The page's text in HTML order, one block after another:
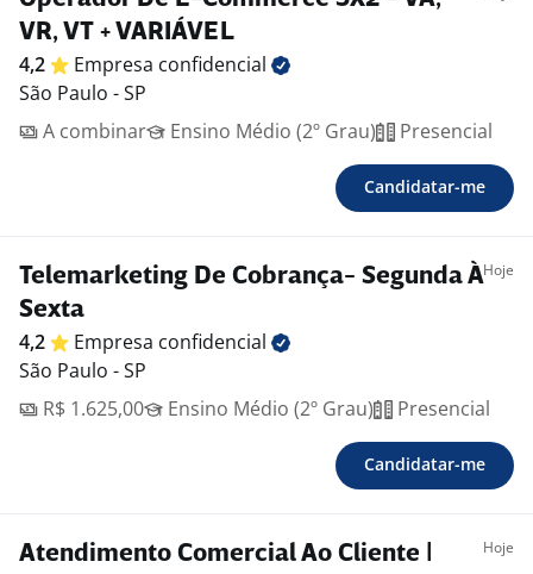
VR, VT + VARIÁVEL
4,2 Empresa confidencial
São Paulo - SP
A combinar
Ensino Médio (2º Grau) Presencial
Candidatar-me
Telemarketing De Cobrança- Segunda À
Sexta
Hoje
4,2 Empresa confidencial
São Paulo - SP
R$ 1.625,00
Ensino Médio (2º Grau) Presencial
Candidatar-me
Atendimento Comercial Ao Cliente |
Hoje